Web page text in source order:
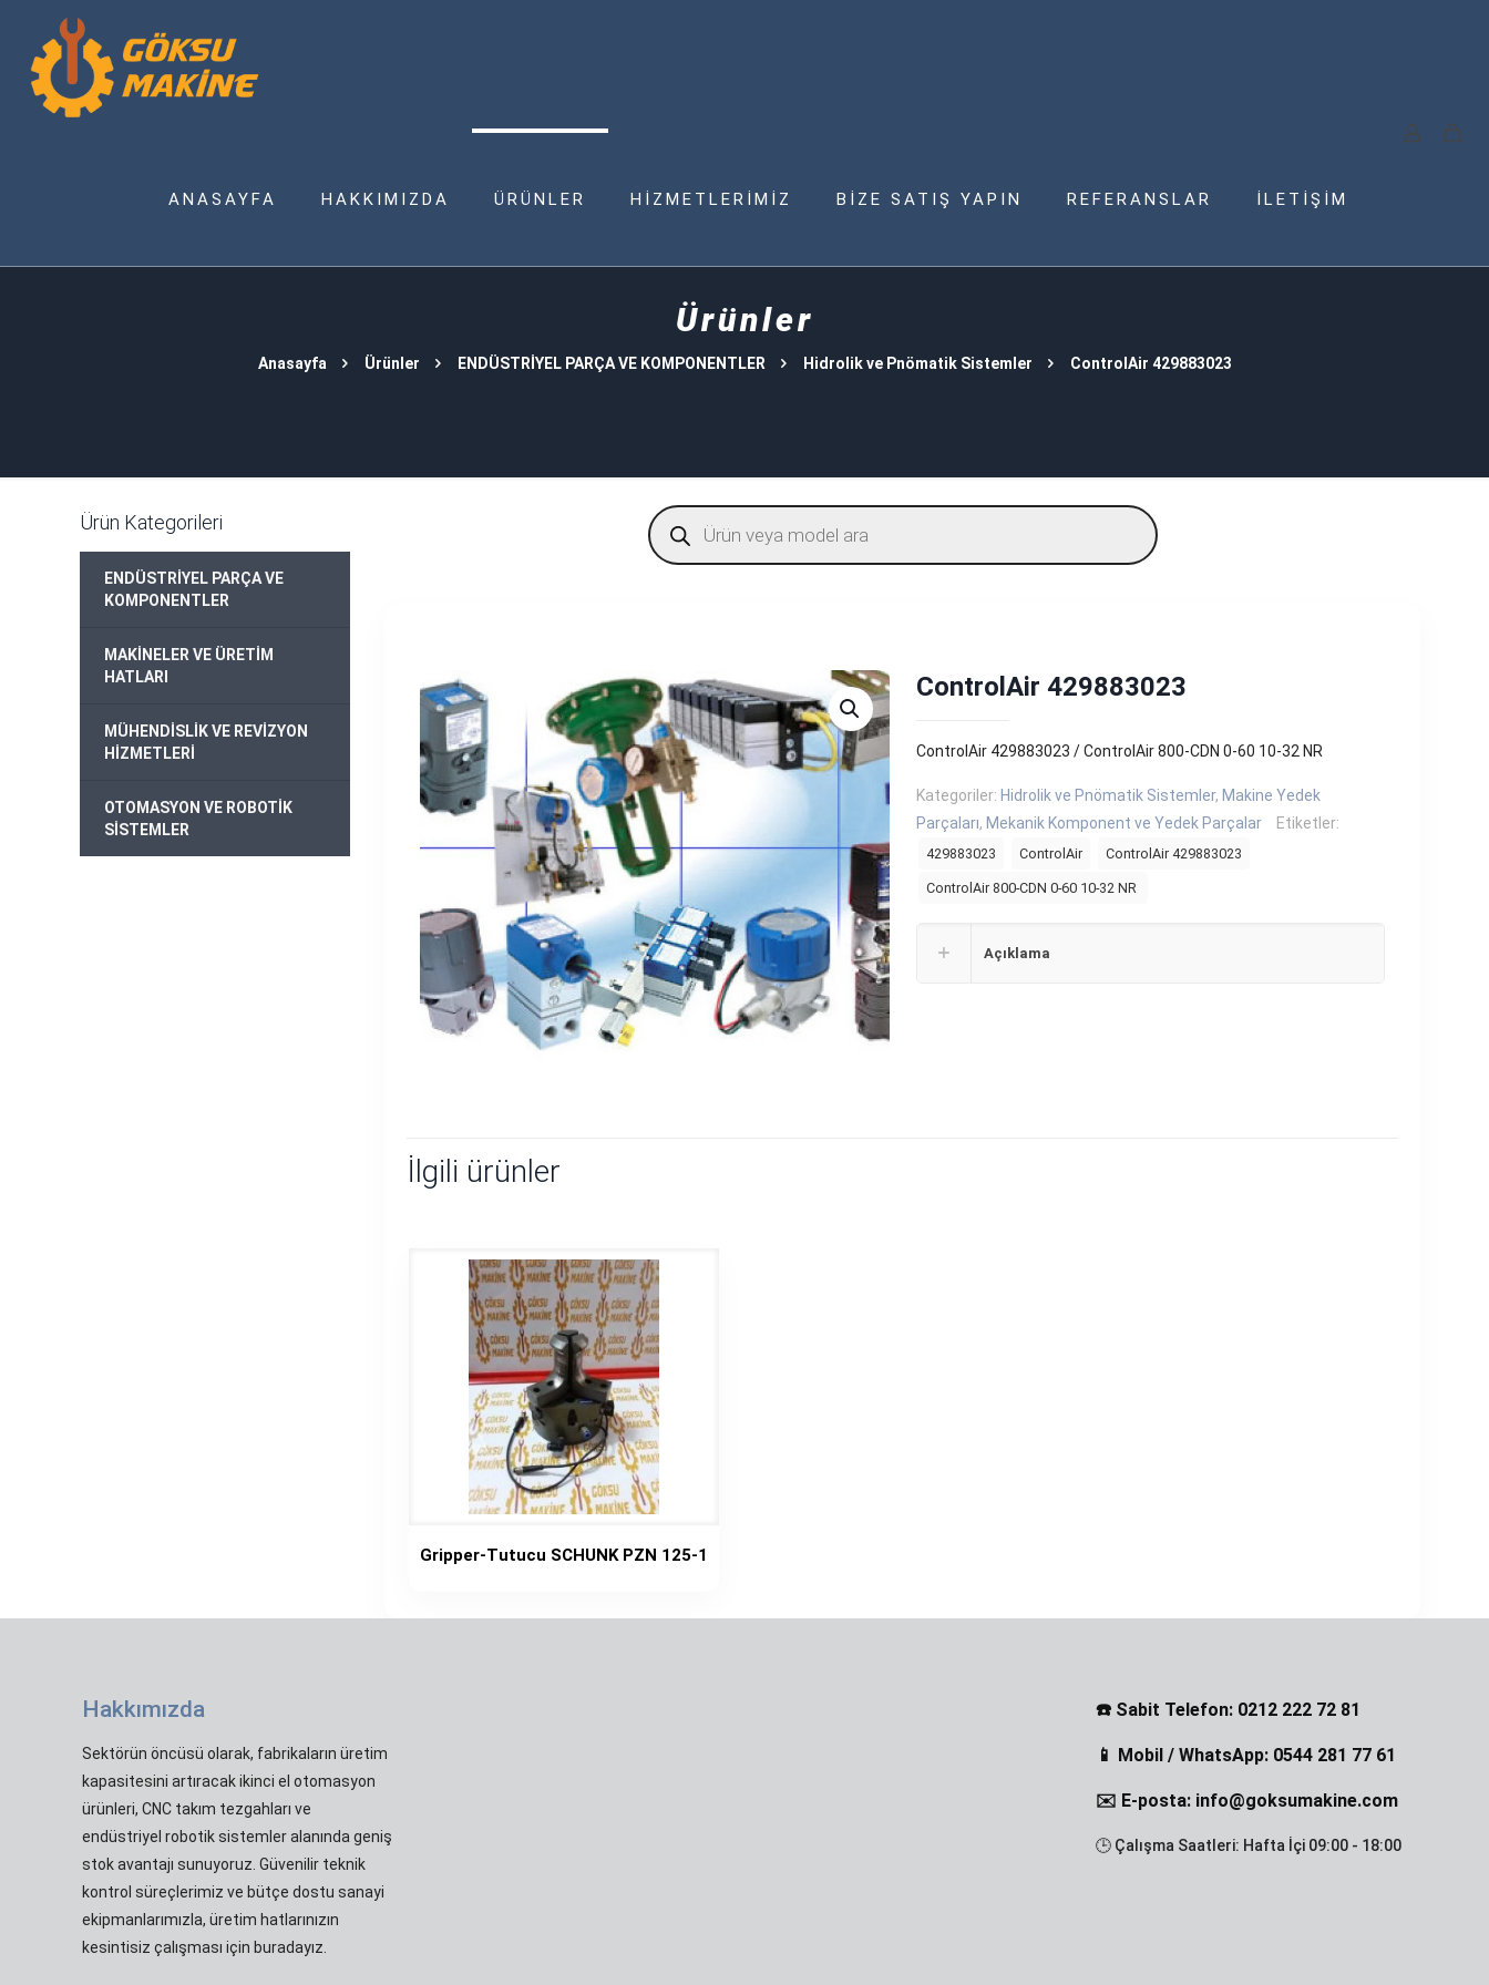
ANASAYFA HAKKIMIZDA ÜRÜNLER HİZMETLERİMİZ BİZE SATIŞ YAPIN REFERANSLAR İLETİŞİM
Ürünler
Anasayfa Ürünler ENDÜSTRİYEL PARÇA VE KOMPONENTLER Hidrolik ve Pnömatik Sistemler ControlAir 429883023
Products
search
ControlAir 429883023
ControlAir 429883023 / ControlAir 800-CDN 0-60 10-32 NR
Kategoriler: Hidrolik ve Pnömatik Sistemler, Makine Yedek
Parçaları, Mekanik Komponent ve Yedek Parçalar Etiketler:
429883023 ControlAir ControlAir 429883023
ControlAir 800-CDN 0-60 10-32 NR
Açıklama
İlgili ürünler
Gripper-Tutucu SCHUNK PZN 125-1
Ürün Kategorileri
ENDÜSTRİYEL PARÇA VE
KOMPONENTLER
MAKİNELER VE ÜRETİM
HATLARI
MÜHENDİSLİK VE REVİZYON
HİZMETLERİ
OTOMASYON VE ROBOTİK
SİSTEMLER
Hakkımızda
Sektörün öncüsü olarak, fabrikaların üretim
kapasitesini artıracak ikinci el otomasyon
ürünleri, CNC takım tezgahları ve
endüstriyel robotik sistemler alanında geniş
stok avantajı sunuyoruz. Güvenilir teknik
kontrol süreçlerimiz ve bütçe dostu sanayi
ekipmanlarımızla, üretim hatlarınızın
kesintisiz çalışması için buradayız.
☎️ Sabit Telefon: 0212 222 72 81
📱 Mobil / WhatsApp: 0544 281 77 61
✉️ E-posta: info@goksumakine.com
🕒 Çalışma Saatleri: Hafta İçi 09:00 - 18:00